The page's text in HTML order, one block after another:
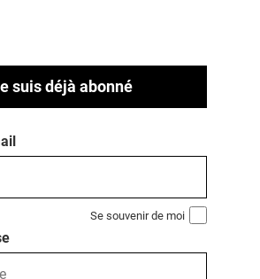
suis déjà abonné
Se souvenir de moi